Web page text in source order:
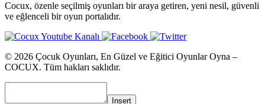
Cocux, özenle seçilmiş oyunları bir araya getiren, yeni nesil, güvenli
ve eğlenceli bir oyun portalıdır.
© 2026 Çocuk Oyunları, En Güzel ve Eğitici Oyunlar Oyna –
COCUX. Tüm hakları saklıdır.
Insert